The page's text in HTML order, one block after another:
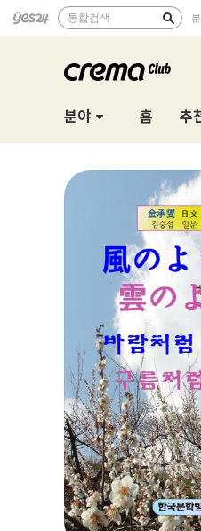
통합검색
분야 홈 추